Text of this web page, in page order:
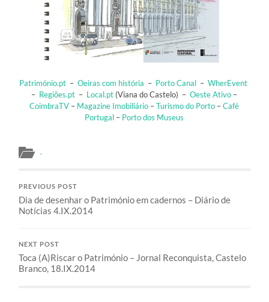
Património.pt –Oeiras com história – Porto Canal –WherEvent
– Regiões.pt – Local.pt (Viana do Castelo) –Oeste Ativo –
CoimbraTV – Magazine Imobiliário –Turismo do Porto –Café
Portugal – Porto dos Museus
.
PREVIOUS POST
Dia de desenhar o Património em cadernos – Diário de
Notícias 4.IX.2014
NEXT POST
Toca (A)Riscar o Património – Jornal Reconquista, Castelo
Branco, 18.IX.2014